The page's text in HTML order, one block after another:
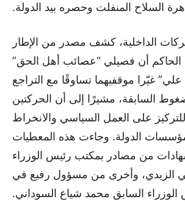
السلاح المنفلت وحصره بيد الدولة.
الداخلية، كشف مصدر من الإطار
الحاكم أن فصيلي “عصائب أهل الحق”
علي” غيّرا موقفيهما تساوقًا مع التراجع
السابقة، مشيرًا إلى أن الحركتين
على العمل السياسي والانخراط
الدولة. وجاءت هذه المعطيات
من مصادر بمكتب رئيس الوزراء
الزيدي، وأخرى من مسؤول رفيع في
السابق محمد شياع السوداني.